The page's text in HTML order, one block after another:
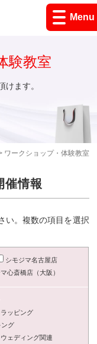
Menu
ワークショップ・体験教室
験教室
けます。
催情報
い。複数の項目を選択
シモジマ名古屋店
心斎橋店（大阪）
ラッピング
ング
ウェディング関連